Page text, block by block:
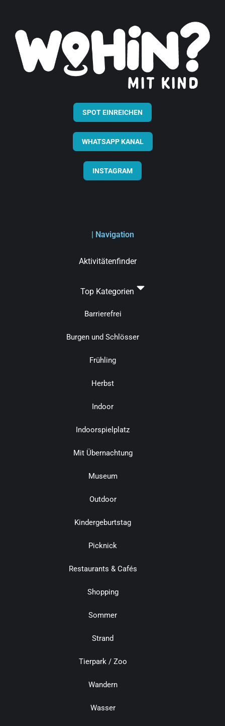
SPOT EINREICHEN
WHATSAPP KANAL
INSTAGRAM
| Navigation
Aktivitätenfinder
Top Kategorien
Barrierefrei
Burgen und Schlösser
Frühling
Herbst
Indoor
Indoorspielplatz
Mit Übernachtung
Museum
Outdoor
Kindergeburtstag
Picknick
Restaurants & Cafés
Shopping
Sommer
Strand
Tierpark / Zoo
Wandern
Wasser